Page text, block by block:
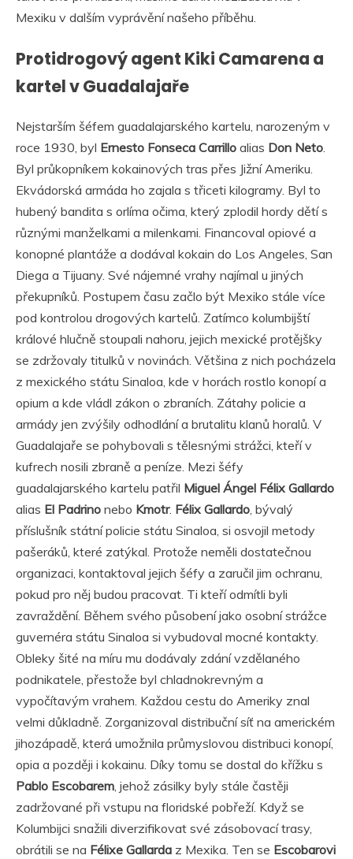
Mexiku v dalším vyprávění našeho příběhu.
Protidrogový agent Kiki Camarena a
kartel v Guadalajaře
Nejstarším šéfem guadalajarského kartelu, narozeným v
roce 1930, byl Ernesto Fonseca Carrillo alias Don Neto.
Byl průkopníkem kokainových tras přes Jižní Ameriku.
Ekvádorská armáda ho zajala s třiceti kilogramy. Byl to
hubený bandita s orlíma očima, který zplodil hordy dětí s
různými manželkami a milenkami. Financoval opiové a
konopné plantáže a dodával kokain do Los Angeles, San
Diega a Tijuany. Své nájemné vrahy najímal u jiných
překupníků. Postupem času začlo být Mexiko stále více
pod kontrolou drogových kartelů. Zatímco kolumbijští
králové hlučně stoupali nahoru, jejich mexické protějšky
se zdržovaly titulků v novinách. Většina z nich pocházela
z mexického státu Sinaloa, kde v horách rostlo konopí a
opium a kde vládl zákon o zbraních. Zátahy policie a
armády jen zvýšily odhodlání a brutalitu klanů horalů. V
Guadalajaře se pohybovali s tělesnými strážci, kteří v
kufrech nosili zbraně a peníze. Mezi šéfy
guadalajarského kartelu patřil Miguel Ángel Félix Gallardo
alias El Padrino nebo Kmotr. Félix Gallardo, bývalý
příslušník státní policie státu Sinaloa, si osvojil metody
pašeráků, které zatýkal. Protože neměli dostatečnou
organizaci, kontaktoval jejich šéfy a zaručil jim ochranu,
pokud pro něj budou pracovat. Ti kteří odmítli byli
zavraždění. Během svého působení jako osobní strážce
guvernéra státu Sinaloa si vybudoval mocné kontakty.
Obleky šité na míru mu dodávaly zdání vzdělaného
podnikatele, přestože byl chladnokrevným a
vypočítavým vrahem. Každou cestu do Ameriky znal
velmi důkladně. Zorganizoval distribuční síť na americkém
jihozápadě, která umožnila průmyslovou distribuci konopí,
opia a později i kokainu. Díky tomu se dostal do křížku s
Pablo Escobarem, jehož zásilky byly stále častěji
zadržované při vstupu na floridské pobřeží. Když se
Kolumbijci snažili diverzifikovat své zásobovací trasy,
obrátili se na Félixe Gallarda z Mexika. Ten se Escobarovi